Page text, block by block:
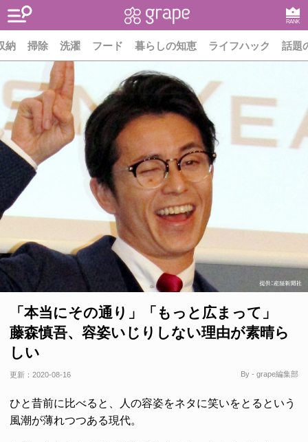
RANK
納 掃除 洗濯 フード 暮らしの知恵 ライフハック 話題
「本当にその通り」「もっと広まって」
藤森慎吾、容姿いじりしない理由が素晴ら
しい
更新： 2020-08-16 By - grape編集部
ひと昔前に比べると、人の容姿をネタに笑いをとるという
風潮が薄れつつある現代。